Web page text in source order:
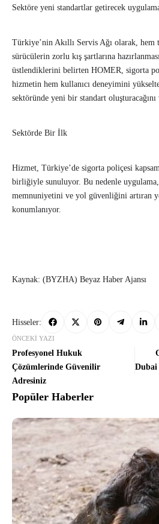
Sektöre yeni standartlar getirecek
Türkiye’nin Akıllı Servis Ağı olarak,
sürücülerin zorlu kış şartlarına
üstlendiklerini belirten HOMER, sigorta
hizmetin hem kullanıcı deneyimini
sektöründe yeni bir standart
Sektörde Bir İlk
Hizmet, Türkiye’de sigorta poliçesi
birliğiyle sunuluyor. Bu nedenle
memnuniyetini ve yol güvenliğini artıran
konumlanıyor.
Kaynak: (BYZHA) Beyaz Haber Ajansı
Hisseler:
ÖNCEKI YAZI
Profesyonel Hukuk
Çözümlerinde Güvenilir
Adresiniz
Dubai
Popüler Haberler